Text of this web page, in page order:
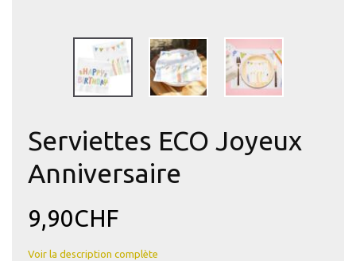
Serviettes ECO Joyeux
Anniversaire
9,90CHF
Voir la description complète